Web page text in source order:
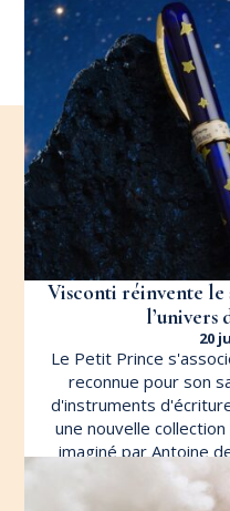
Visconti réinvente le
l’univers
20
Le Petit Prince
reconnue pour son
d'instruments
une nouvelle
imaginé par Antoine
résine acrylique